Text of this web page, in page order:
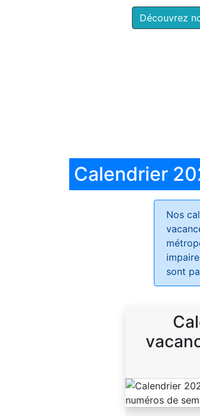
Découvrez
Calendrier
Nos
sont